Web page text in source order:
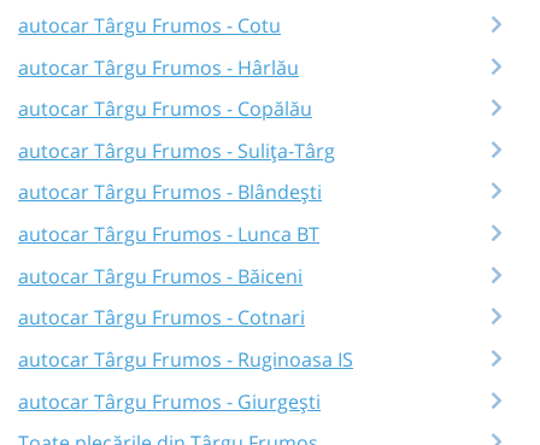
autocar Târgu Frumos - Cotu
autocar Târgu Frumos - Hârlău
autocar Târgu Frumos - Copălău
autocar Târgu Frumos - Sulița-Târg
autocar Târgu Frumos - Blândești
autocar Târgu Frumos - Lunca BT
autocar Târgu Frumos - Băiceni
autocar Târgu Frumos - Cotnari
autocar Târgu Frumos - Ruginoasa IS
autocar Târgu Frumos - Giurgești